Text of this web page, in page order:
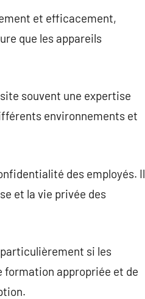
et efficacement,
que les appareils
souvent une expertise
environnements et
des employés. Il
et la vie privée des
si les
formation appropriée et de